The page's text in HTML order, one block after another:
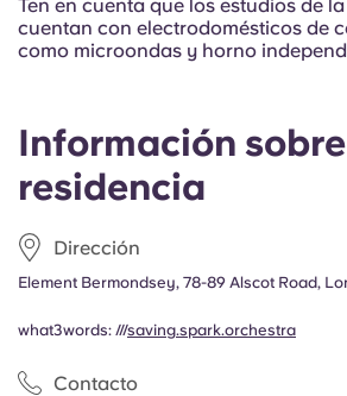
Información
residencia
Dirección
Element Bermondsey, 78-89 Alscot Road,
what3words: ///saving.spark.orchestra
Contacto
Ten en cuenta que los estudios de la
cuentan con electrodomésticos de
como microondas y horno